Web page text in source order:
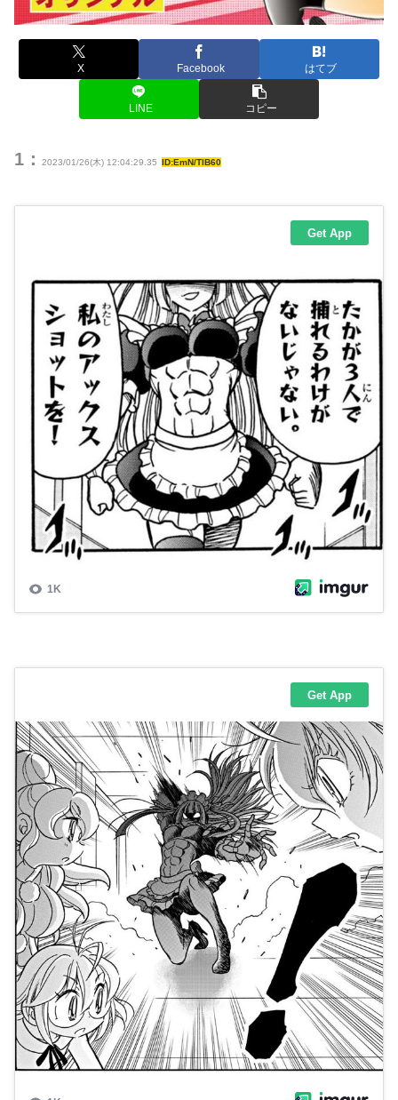
X Facebook はてブ
LINE コピー
1： 2023/01/26(木) 12:04:29.35 ID:EmN/TlB60